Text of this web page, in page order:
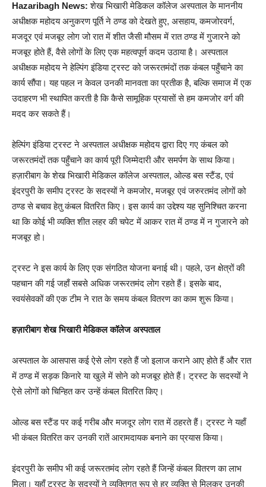
Hazaribagh News: शेख भिखारी मेडिकल कॉलेज अस्पताल के माननीय
अधीक्षक महोदय अनुकरण पूर्ति ने ठण्ड को देखते हुए, असहाय, कमजोरवर्ग,
मजदूर एवं मजबूर लोग जो रात में शीत जैसी मौसम में रात ठण्ड में गुजारने को
मजबूर होते हैं, वैसे लोगों के लिए एक महत्वपूर्ण कदम उठाया है। अस्पताल
अधीक्षक महोदय ने हेल्पिंग इंडिया ट्रस्ट को जरूरतमंदों तक कंबल पहुँचाने का
कार्य सौंपा। यह पहल न केवल उनकी मानवता का प्रतीक है, बल्कि समाज में एक
उदाहरण भी स्थापित करती है कि कैसे सामूहिक प्रयासों से हम कमजोर वर्ग की
मदद कर सकते हैं।
हेल्पिंग इंडिया ट्रस्ट ने अस्पताल अधीक्षक महोदय द्वारा दिए गए कंबल को
जरूरतमंदों तक पहुँचाने का कार्य पूरी जिम्मेदारी और समर्पण के साथ किया।
हज़ारीबाग के शेख भिखारी मेडिकल कॉलेज अस्पताल, ओल्ड बस स्टैंड, एवं
इंदरपुरी के समीप ट्रस्ट के सदस्यों ने कमजोर, मजबूर एवं जरुरतमंद लोगों को
ठण्ड से बचाव हेतु कंबल वितरित किए। इस कार्य का उद्देश्य यह सुनिश्चित करना
था कि कोई भी व्यक्ति शीत लहर की चपेट में आकर रात में ठण्ड में न गुजारने को
मजबूर हो।
ट्रस्ट ने इस कार्य के लिए एक संगठित योजना बनाई थी। पहले, उन क्षेत्रों की
पहचान की गई जहाँ सबसे अधिक जरूरतमंद लोग रहते हैं। इसके बाद,
स्वयंसेवकों की एक टीम ने रात के समय कंबल वितरण का काम शुरू किया।
हज़ारीबाग शेख भिखारी मेडिकल कॉलेज अस्पताल
अस्पताल के आसपास कई ऐसे लोग रहते हैं जो इलाज कराने आए होते हैं और रात
में ठण्ड में सड़क किनारे या खुले में सोने को मजबूर होते हैं। ट्रस्ट के सदस्यों ने
ऐसे लोगों को चिन्हित कर उन्हें कंबल वितरित किए।
ओल्ड बस स्टैंड पर कई गरीब और मजदूर लोग रात में ठहरते हैं। ट्रस्ट ने यहाँ
भी कंबल वितरित कर उनकी रातें आरामदायक बनाने का प्रयास किया।
इंदरपुरी के समीप भी कई जरूरतमंद लोग रहते हैं जिन्हें कंबल वितरण का लाभ
मिला। यहाँ ट्रस्ट के सदस्यों ने व्यक्तिगत रूप से हर व्यक्ति से मिलकर उनकी